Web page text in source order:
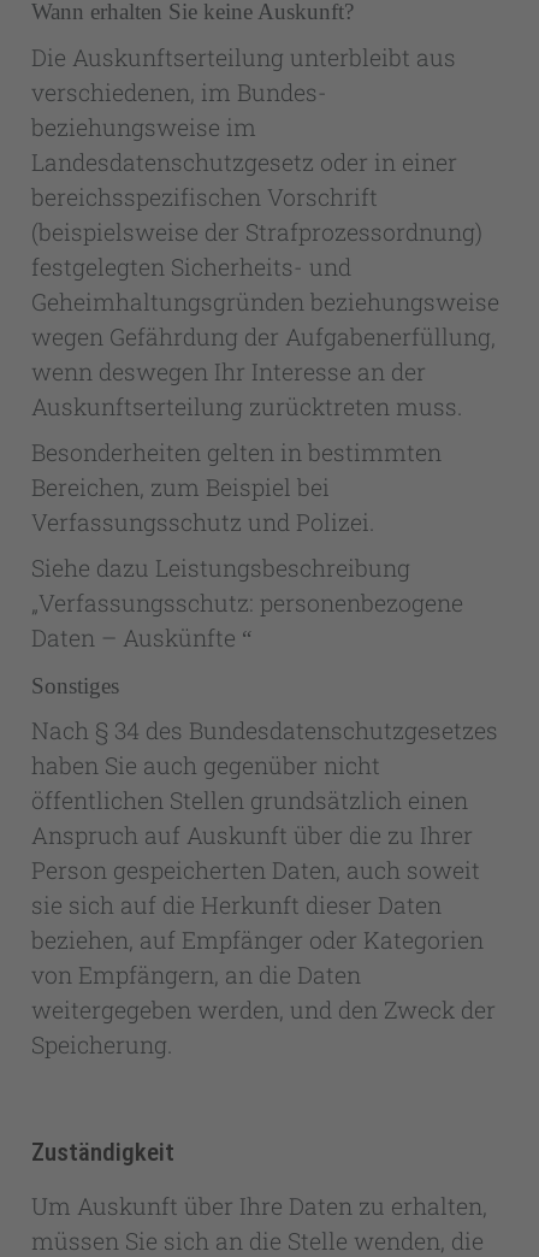
Wann erhalten Sie keine Auskunft?
Die Auskunftserteilung unterbleibt aus
verschiedenen, im Bundes-
beziehungsweise im
Landesdatenschutzgesetz oder in einer
bereichsspezifischen Vorschrift
(beispielsweise der Strafprozessordnung)
festgelegten Sicherheits- und
Geheimhaltungsgründen beziehungsweise
wegen Gefährdung der Aufgabenerfüllung,
wenn deswegen Ihr Interesse an der
Auskunftserteilung zurücktreten muss.
Besonderheiten gelten in bestimmten
Bereichen, zum Beispiel bei
Verfassungsschutz und Polizei.
Siehe dazu Leistungsbeschreibung
„Verfassungsschutz: personenbezogene
Daten – Auskünfte “
Sonstiges
Nach § 34 des Bundesdatenschutzgesetzes
haben Sie auch gegenüber nicht
öffentlichen Stellen grundsätzlich einen
Anspruch auf Auskunft über die zu Ihrer
Person gespeicherten Daten, auch soweit
sie sich auf die Herkunft dieser Daten
beziehen, auf Empfänger oder Kategorien
von Empfängern, an die Daten
weitergegeben werden, und den Zweck der
Speicherung.
Zuständigkeit
Um Auskunft über Ihre Daten zu erhalten,
müssen Sie sich an die Stelle wenden, die